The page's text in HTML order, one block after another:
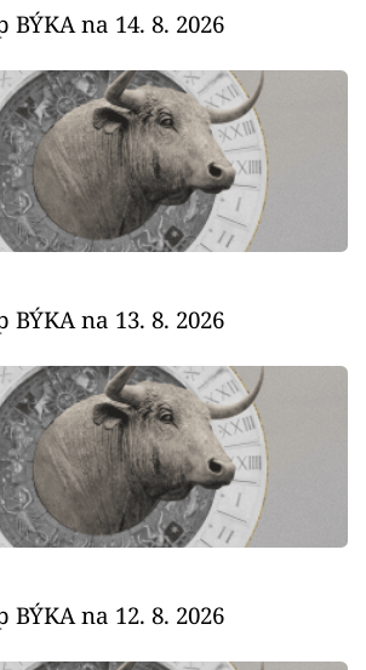
na 14. 8. 2026
na 13. 8. 2026
na 12. 8. 2026